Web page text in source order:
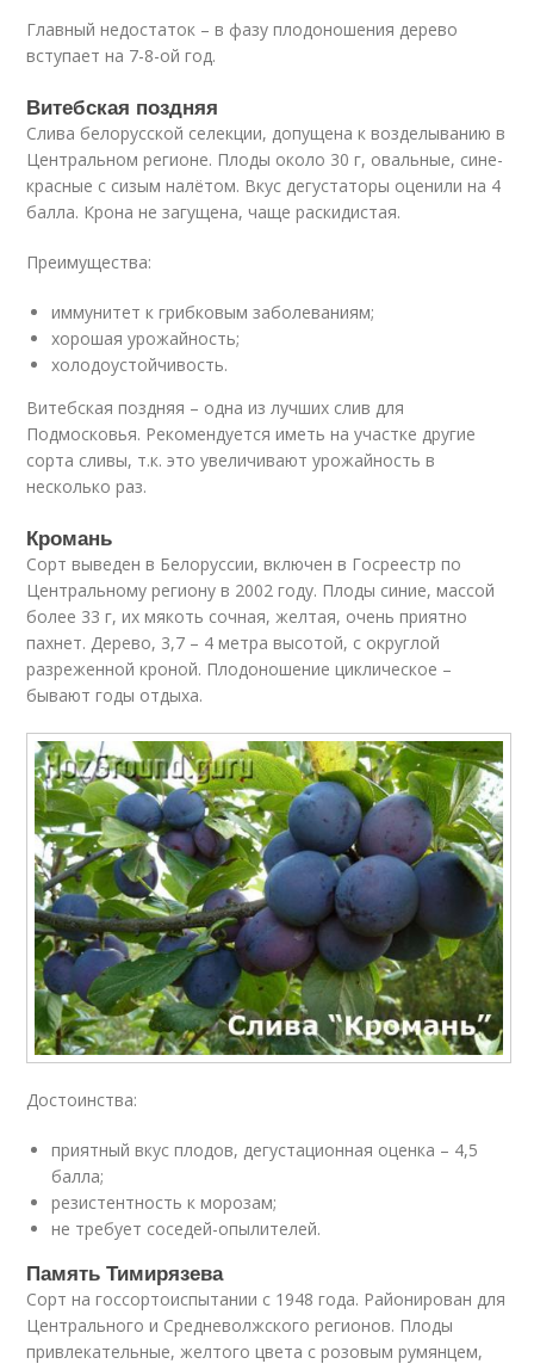
Главный недостаток – в фазу плодоношения дерево
вступает на 7-8-ой год.
Витебская поздняя
Слива белорусской селекции, допущена к возделыванию в
Центральном регионе. Плоды около 30 г, овальные, сине-
красные с сизым налётом. Вкус дегустаторы оценили на 4
балла. Крона не загущена, чаще раскидистая.
Преимущества:
иммунитет к грибковым заболеваниям;
хорошая урожайность;
холодоустойчивость.
Витебская поздняя – одна из лучших слив для
Подмосковья. Рекомендуется иметь на участке другие
сорта сливы, т.к. это увеличивают урожайность в
несколько раз.
Кромань
Сорт выведен в Белоруссии, включен в Госреестр по
Центральному региону в 2002 году. Плоды синие, массой
более 33 г, их мякоть сочная, желтая, очень приятно
пахнет. Дерево, 3,7 – 4 метра высотой, с округлой
разреженной кроной. Плодоношение циклическое –
бывают годы отдыха.
Достоинства:
приятный вкус плодов, дегустационная оценка – 4,5
балла;
резистентность к морозам;
не требует соседей-опылителей.
Память Тимирязева
Сорт на госсортоиспытании с 1948 года. Районирован для
Центрального и Средневолжского регионов. Плоды
привлекательные, желтого цвета с розовым румянцем,